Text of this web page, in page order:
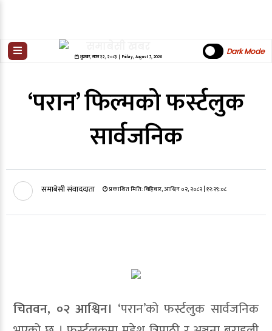
शुक्रबार,साउन २२,२०८३| Friday, August 7, 2026
Dark Mode
‘परान’ फिल्मको फर्स्टलुक
सार्वजनिक
समाबेसी संवाददाता प्रकाशित मिति:बिहिबार, आश्विन ०२, २०८२| १२:२९:०८
चितवन, ०२ आश्विन। ‘परान’को फर्स्टलुक सार्वजनिक